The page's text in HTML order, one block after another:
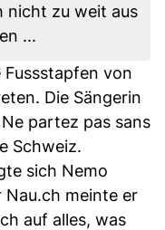
nicht zu weit aus
...
von
Die Sängerin
partez pas sans
Schweiz.
sich Nemo
Nau.ch meinte er
auf alles, was